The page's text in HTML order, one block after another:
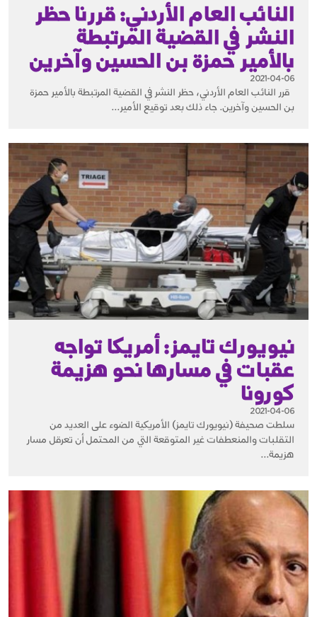
النائب العام الأردني: قررنا حظر
النشر في القضية المرتبطة
بالأمير حمزة بن الحسين وآخرين
2021-04-06
قرر النائب العام الأردني، حظر النشر في القضية المرتبطة بالأمير حمزة
بن الحسين وآخرين. جاء ذلك بعد توقيع الأمير...
نيويورك تايمز: أمريكا تواجه
عقبات في مسارها نحو هزيمة
كورونا
2021-04-06
سلطت صحيفة (نيويورك تايمز) الأمريكية الضوء على العديد من
التقلبات والمنعطفات غير المتوقعة التي من المحتمل أن تعرقل مسار
هزيمة...